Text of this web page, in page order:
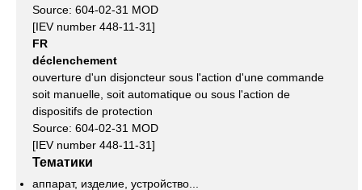
Source: 604-02-31 MOD
[IEV number 448-11-31]
FR
déclenchement
ouverture d'un disjoncteur sous l'action d'une commande
soit manuelle, soit automatique ou sous l'action de
dispositifs de protection
Source: 604-02-31 MOD
[IEV number 448-11-31]
Тематики
аппарат, изделие, устройство...